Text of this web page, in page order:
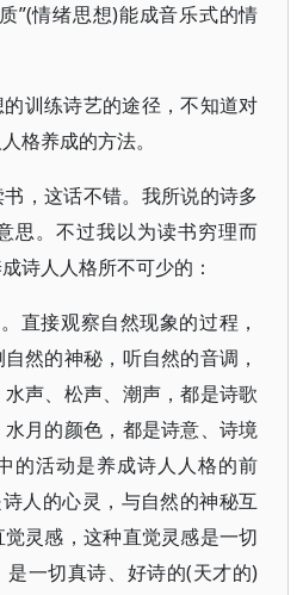
”(情绪思想)能成音乐式的情
训练诗艺的途径，不知道对
格养成的方法。
，这话不错。我所说的诗多
思。不过我以为读书穷理而
诗人人格所不可少的：
直接观察自然现象的过程，
然的神秘，听自然的音调，
声、松声、潮声，都是诗歌
月的颜色，都是诗意、诗境
的活动是养成诗人人格的前
人的心灵，与自然的神秘互
灵感，这种直觉灵感是一切
一切真诗、好诗的(天才的)